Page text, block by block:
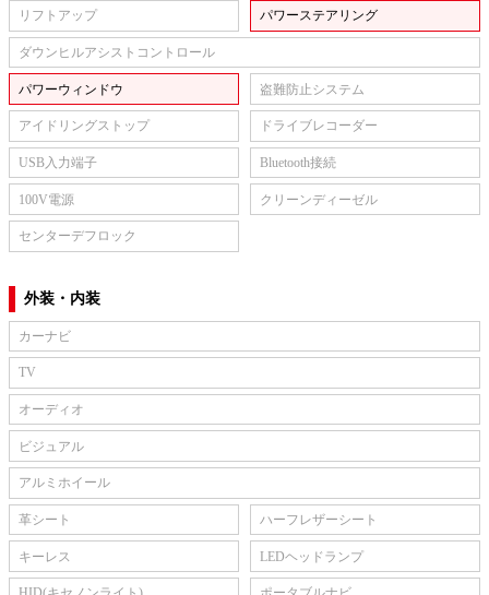
リフトアップ パワーステアリング
ダウンヒルアシストコントロール
パワーウィンドウ 盗難防止システム
アイドリングストップ ドライブレコーダー
USB入力端子 Bluetooth接続
100V電源 クリーンディーゼル
センターデフロック
外装・内装
カーナビ
TV
オーディオ
ビジュアル
アルミホイール
革シート ハーフレザーシート
キーレス LEDヘッドランプ